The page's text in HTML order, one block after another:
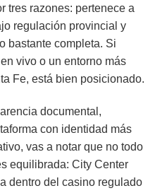
tres razones: pertenece a
regulación provincial y
bastante completa. Si
vivo o un entorno más
Fe, está bien posicionado.
documental,
con identidad más
vas a notar que no todo
equilibrada: City Center
dentro del casino regulado